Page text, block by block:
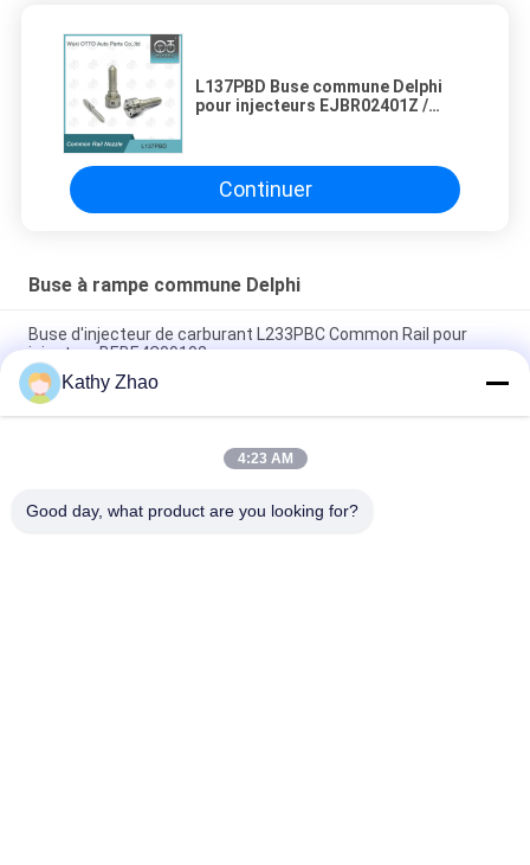
L137PBD Buse commune Delphi
pour injecteurs EJBR02401Z /
Continuer
Buse à rampe commune Delphi
Buse d'injecteur de carburant L233PBC Common Rail pour
injecteur BEBE4C09102
L481PRH Buse commune pour injecteur 28384645 SYMC
appliqué D22 _6
Buse d'injecteur Common Rail L363PRD pour injecteur
Kathy Zhao
4:23 AM
Good day, what product are you looking for?